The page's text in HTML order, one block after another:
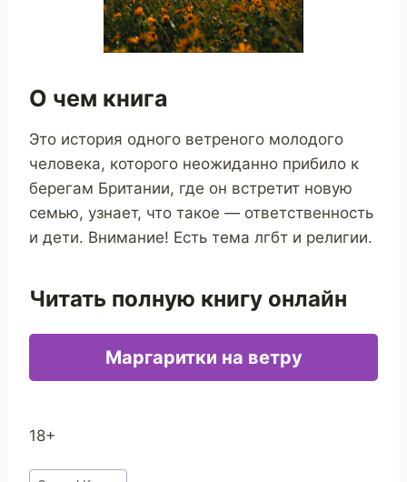
О чем книга
Это история одного ветреного молодого
человека, которого неожиданно прибило к
берегам Британии, где он встретит новую
семью, узнает, что такое — ответственность
и дети. Внимание! Есть тема лгбт и религии.
Читать полную книгу онлайн
Маргаритки на ветру
18+
Метки